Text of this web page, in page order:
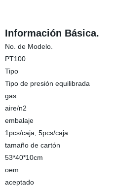
Información Básica.
No. de Modelo.
PT100
Tipo
Tipo de presión equilibrada
gas
aire/n2
embalaje
1pcs/caja, 5pcs/caja
tamaño de cartón
53*40*10cm
oem
aceptado